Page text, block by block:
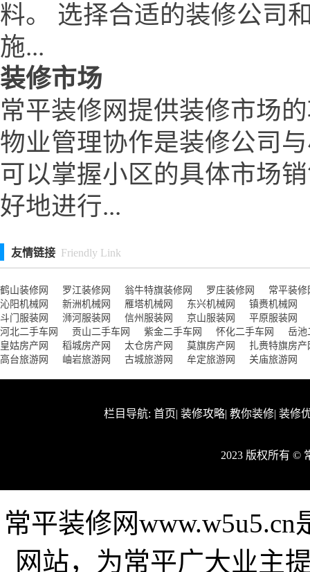
料。 选择合适的装修公司
施...
装修市场
常平装修网提供装修市场
物业管理协作是装修公司
可以掌握小区的具体市场
好地进行...
友情链接 Friendly Link
鹤山装修网 罗江装修网 翁牛特旗装修网 罗庄装修网
常平装修
沁阳机械网
新洲机械网 雁塔机械网 东兴机械网
镇赉机械网
斗门服装网
浉河服装网 信州服装网 京山服装网
平原服装网
河北二手车网
贡山二手车网 紫金二手车网 怀化二手车网
岳池
皇姑房产网
稻城房产网 太仓房产网 莫旗房产网
扎赉特旗房产
高台旅游网
岫岩旅游网 古城旅游网 牟定旅游网 关庙旅游网
栏目导航: 首页| 装修攻略| 教你装修| 装修
2023 版权所有 ©
常平装修网
网站，为常平广大业主